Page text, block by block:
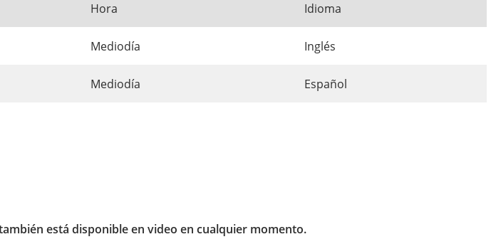
Hora Idioma
Mediodía Inglés
Mediodía Español
está disponible en video en cualquier momento.